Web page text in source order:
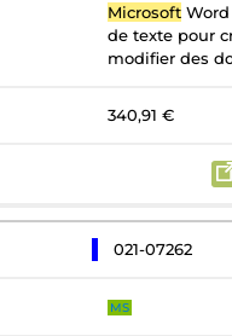
Microsoft
de texte pour
modifier des
340,91 €
021-07262
MS